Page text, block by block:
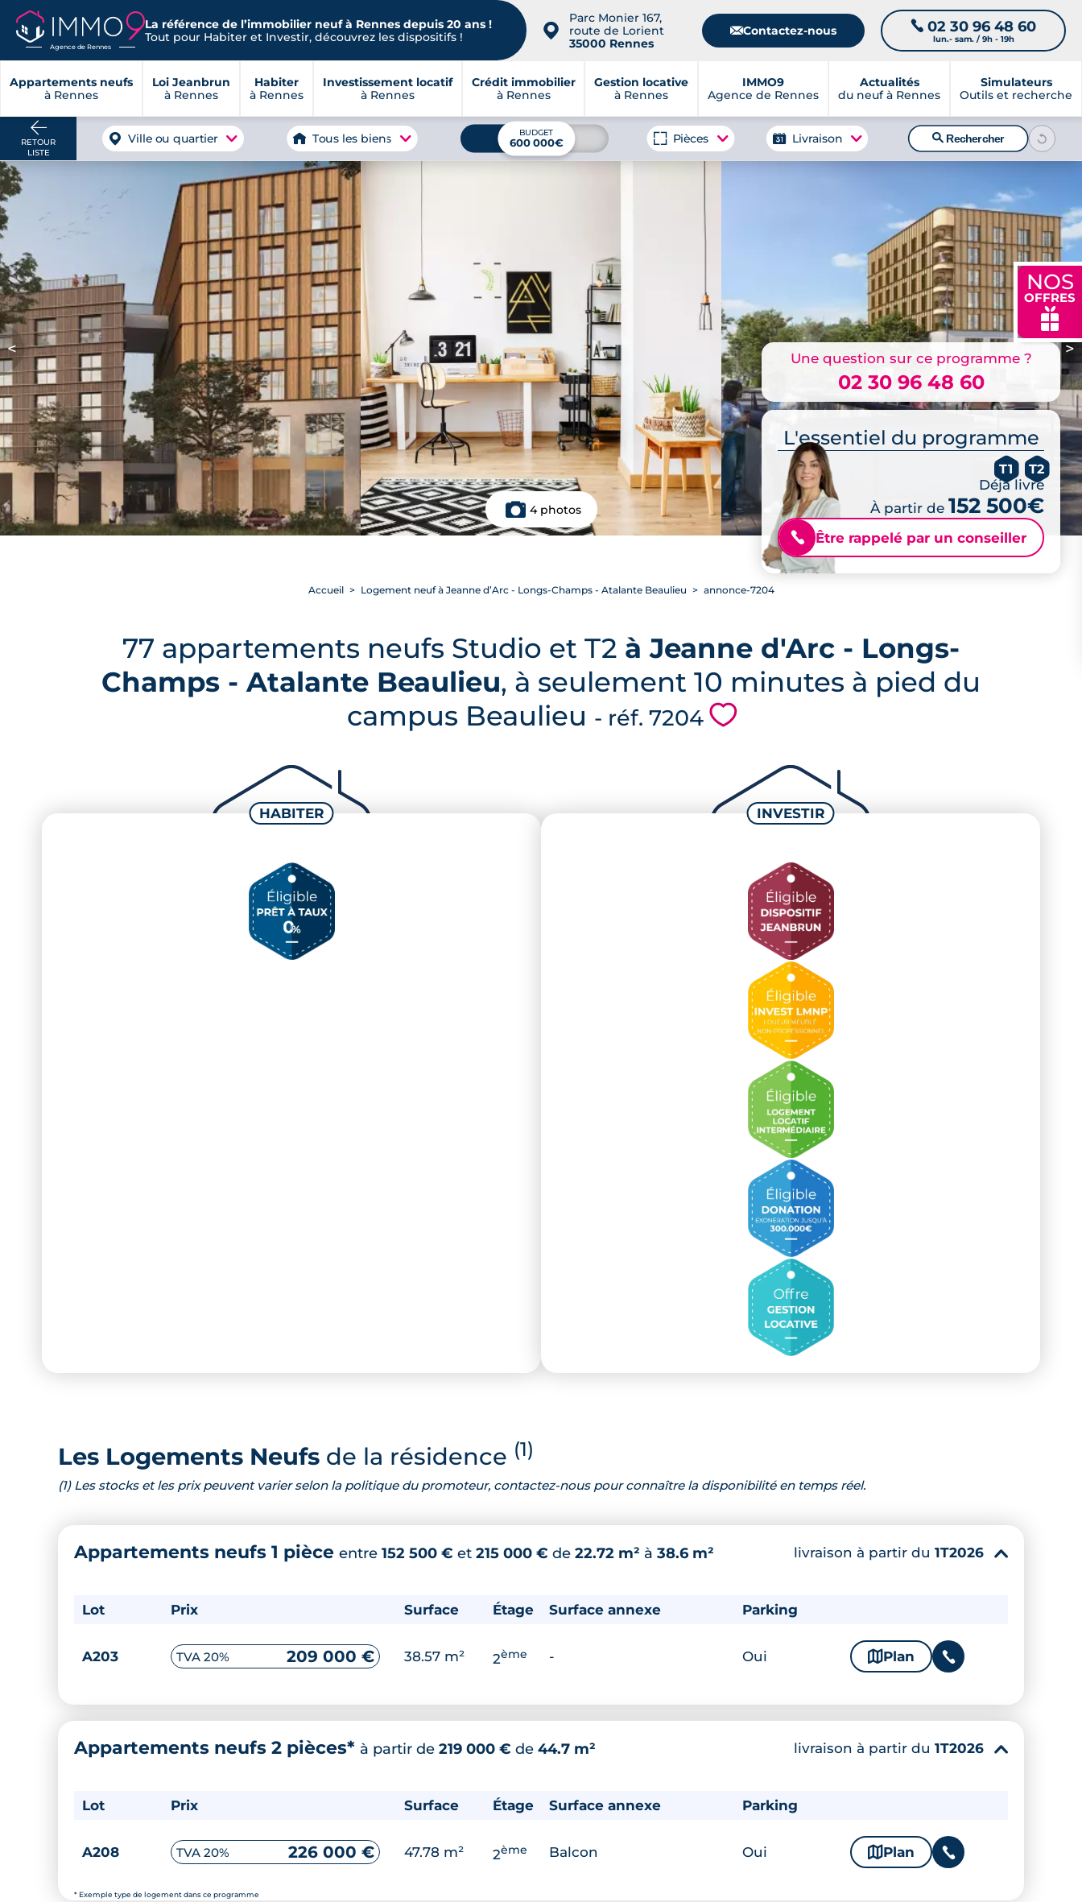
Agence de Rennes
La référence de l’immobilier neuf à Rennes depuis 20 ans !
Tout pour Habiter et Investir, découvrez les dispositifs !
📍
Parc Monier 167,
route de Lorient
35000 Rennes
📧Contactez-nous 📞 02 30 96 48 60
lun.- sam. / 9h - 19h
Appartements neufs
à Rennes
Loi Jeanbrun
à Rennes
Habiter
à Rennes
Investissement locatif
à Rennes
Crédit immobilier
à Rennes
Gestion locative
à Rennes
IMMO9
Agence de Rennes
Actualités
du neuf à Rennes
Simulateurs
Outils et recherche
NOS
OFFRES
🎁
RETOUR
LISTE
Ville ou quartier Tous les biens BUDGET
600 000€ Pièces Livraison 🔍Rechercher
< >
4 photos
Une question sur ce programme ?
02 30 96 48 60
L'essentiel du programme
T1 T2
Déjà livré
À partir de 152 500€
📞 Être rappelé par un conseiller
Accueil Logement neuf à Jeanne d’Arc - Longs-Champs - Atalante Beaulieu annonce-7204
77 appartements neufs Studio et T2 à Jeanne d'Arc - Longs-
Champs - Atalante Beaulieu, à seulement 10 minutes à pied du
campus Beaulieu - réf. 7204 💗
Les Logements Neufs de la résidence (1)
(1) Les stocks et les prix peuvent varier selon la politique du promoteur, contactez-nous pour connaître la disponibilité en temps réel.
Appartements neufs 1 pièce entre 152 500 € et 215 000 € de 22.72 m² à 38.6 m² livraison à partir du 1T2026 ▾
Lot Prix Surface Étage Surface annexe Parking
A203 TVA 20% 209 000 € 38.57 m² 2ème - Oui 🗞 Plan 📞
Appartements neufs 2 pièces* à partir de 219 000 € de 44.7 m²
* Exemple type de logement dans ce programme
livraison à partir du 1T2026 ▾
Lot Prix Surface Étage Surface annexe Parking
A208 TVA 20% 226 000 € 47.78 m² 2ème Balcon Oui 🗞 Plan 📞